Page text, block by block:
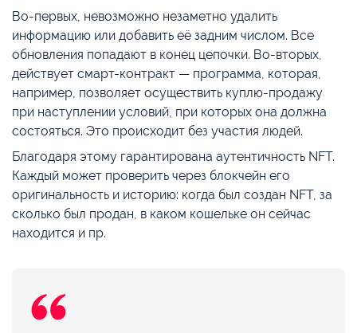
Во-первых, невозможно незаметно удалить
информацию или добавить её задним числом. Все
обновления попадают в конец цепочки. Во-вторых,
действует смарт-контракт — программа, которая,
например, позволяет осуществить куплю-продажу
при наступлении условий, при которых она должна
состояться. Это происходит без участия людей.
Благодаря этому гарантирована аутентичность NFT.
Каждый может проверить через блокчейн его
оригинальность и историю: когда был создан NFT, за
сколько был продан, в каком кошельке он сейчас
находится и пр.